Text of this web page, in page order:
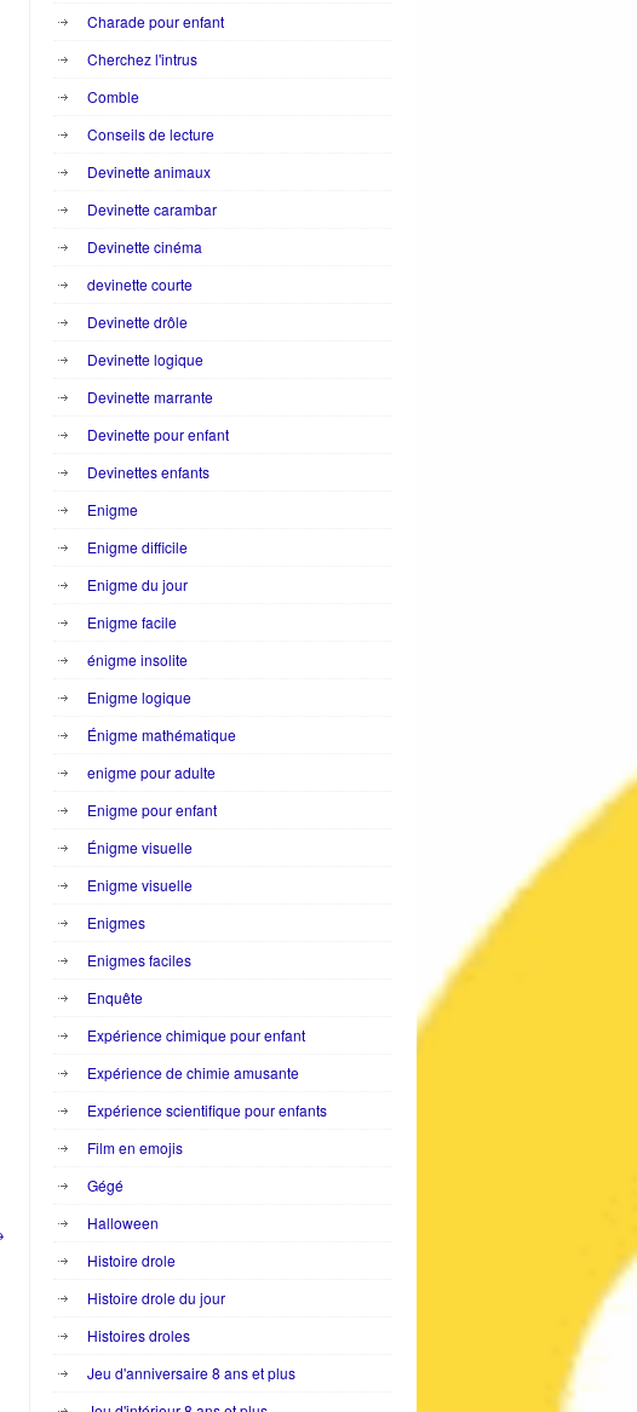
Charade pour enfant
Cherchez l'intrus
Comble
Conseils de lecture
Devinette animaux
Devinette carambar
Devinette cinéma
devinette courte
Devinette drôle
Devinette logique
Devinette marrante
Devinette pour enfant
Devinettes enfants
Enigme
Enigme difficile
Enigme du jour
Enigme facile
énigme insolite
Enigme logique
Énigme mathématique
enigme pour adulte
Enigme pour enfant
Énigme visuelle
Enigme visuelle
Enigmes
Enigmes faciles
Enquête
Expérience chimique pour enfant
Expérience de chimie amusante
Expérience scientifique pour enfants
Film en emojis
Gégé
Halloween
Histoire drole
Histoire drole du jour
Histoires droles
Jeu d'anniversaire 8 ans et plus